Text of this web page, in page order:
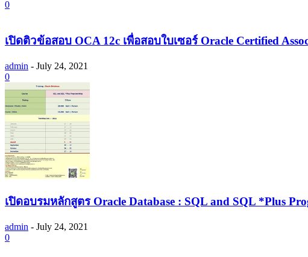
0
เปิดติวข้อสอบ OCA 12c เพื่อสอบใบเซอร์ Oracle Certified
admin - July 24, 2021
0
เปิดอบรมหลักสูตร Oracle Database : SQL and SQL *Plus
admin - July 24, 2021
0